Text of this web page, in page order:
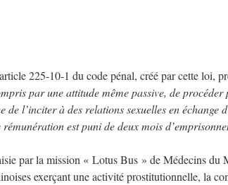
225-10-1 du code pénal, créé par cette loi,
par une attitude même passive, de
de l’inciter à des relations sexuelles en échange
rémunération est puni de deux mois
par la mission « Lotus Bus » de Médecins du
exerçant une activité prostitutionnelle, la